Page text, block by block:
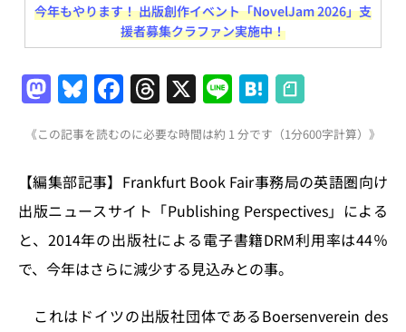
今年もやります！ 出版創作イベント「NovelJam 2026」支
援者募集クラファン実施中！
M
a
st
o
d
o
n
Bl
u
e
s
k
y
F
a
c
e
b
o
o
T
h
re
a
d
s
X Li
n
e
H
at
e
n
a
《この記事を読むのに必要な時間は約 1 分です（1分600字計算）》
【編集部記事】Frankfurt Book Fair事務局の英語圏向け
出版ニュースサイト「Publishing Perspectives」による
と、2014年の出版社による電子書籍DRM利用率は44％
で、今年はさらに減少する見込みとの事。
これはドイツの出版社団体であるBoersenverein des